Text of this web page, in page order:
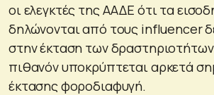
οι ελεγκτές της ΑΑΔΕ ότι τα
δηλώνονται από τους influencer
στην έκταση των δραστηριοτήτων
πιθανόν υποκρύπτεται αρκετά
έκτασης φοροδιαφυγή.